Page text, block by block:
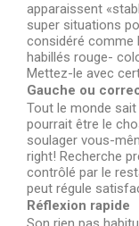
apparaissent
super situations
considéré comme
habillés rouge-
Mettez-le avec
Gauche ou
Tout le monde
pourrait être le
soulager vous-
right! Recherche
contrôlé par le
peut régule
Réflexion rapide